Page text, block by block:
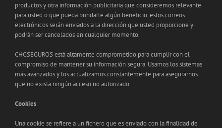
productos y otra información publicitaria que consideremos relevante
para usted o que pueda brindarle algún beneficio, estos correos
electrónicos serán enviados a la dirección que usted proporcione y
podrán ser cancelados en cualquier momento.
CHGSEGUROS está altamente comprometido para cumplir con el
compromiso de mantener su información segura. Usamos los sistemas
más avanzados y los actualizamos constantemente para asegurarnos
que no exista ningún acceso no autorizado.
Cookies
Una cookie se refiere a un fichero que es enviado con la finalidad de